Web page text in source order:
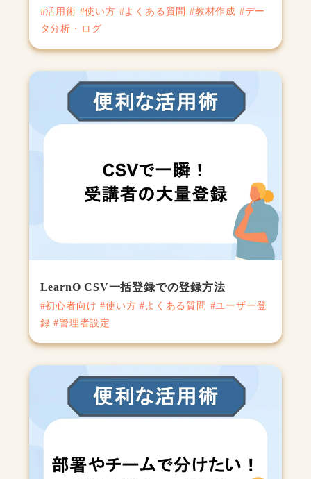
#活用術 #使い方 #よくある質問 #教材作成 #デー
タ分析・ログ
LearnO CSV一括登録での登録方法
#初心者向け #使い方 #よくある質問 #ユーザー登
録 #管理者設定